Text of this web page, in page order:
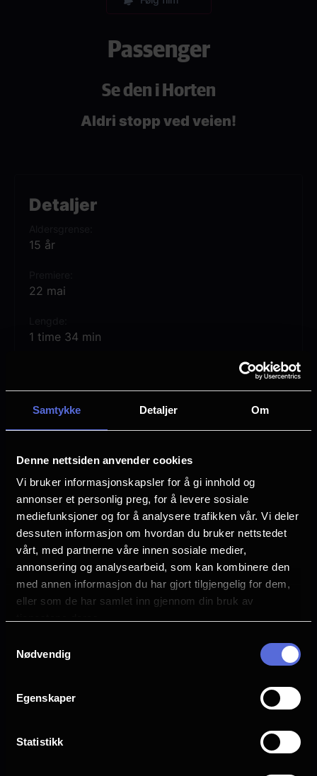
Samtykke Detaljer Om
Denne nettsiden anvender cookies
Vi bruker informasjonskapsler for å gi innhold og
annonser et personlig preg, for å levere sosiale
mediefunksjoner og for å analysere trafikken vår. Vi deler
dessuten informasjon om hvordan du bruker nettstedet
vårt, med partnerne våre innen sosiale medier,
annonsering og analysearbeid, som kan kombinere den
med annen informasjon du har gjort tilgjengelig for dem,
eller som de har samlet inn gjennom din bruk av
Nødvendig
Egenskaper
Statistikk
Detaljer
15 år
22 mai
1 time 34 min
Vurdering: (60 stemmer 62.77%)
Rollebesetning
Lou Llobell
Jacob Scipio
Melissa Leo
Sjanger
Horror
Distributør
United International Pictures
Se mer
Passenger
Se den i Horten
Aldri stopp ved veien!